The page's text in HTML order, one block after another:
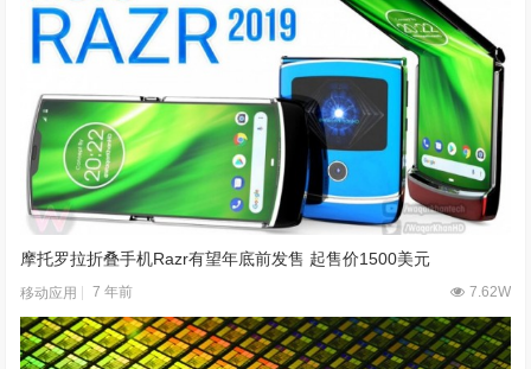
摩托罗拉折叠手机Razr有望年底前发售 起售价1500美元
移动应用 7 年前 7.62W